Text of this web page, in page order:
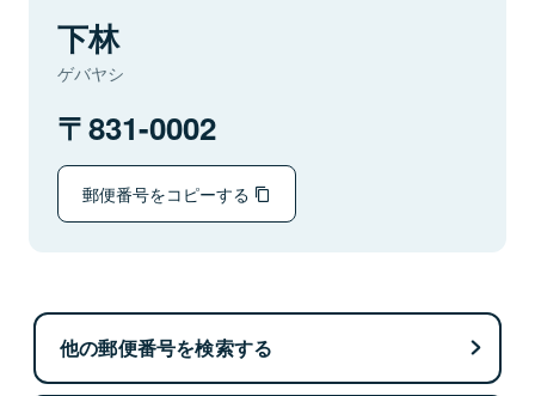
下林
ゲバヤシ
831-0002
郵便番号をコピーする
他の郵便番号を検索する